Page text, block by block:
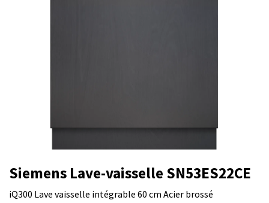
Siemens Lave-vaisselle SN53ES22CE
iQ300 Lave vaisselle intégrable 60 cm Acier brossé